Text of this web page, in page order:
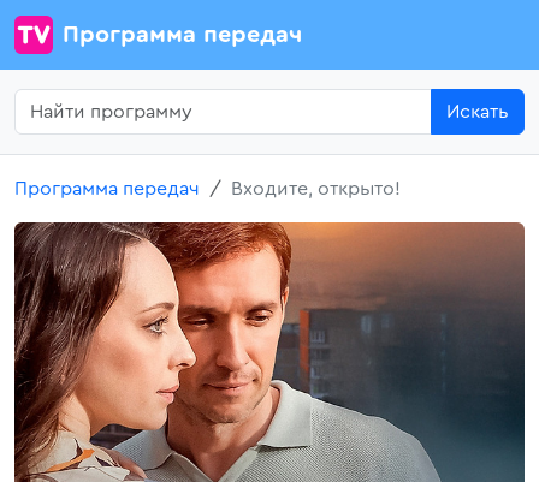
Программа передач
Искать
Программа передач Входите, открыто!